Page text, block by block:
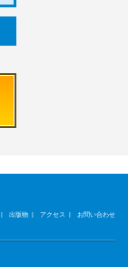
| 出版物| アクセス | お問い合わせ